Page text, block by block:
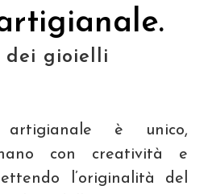
dei gioielli
è unico,
con creatività e
l’originalità del